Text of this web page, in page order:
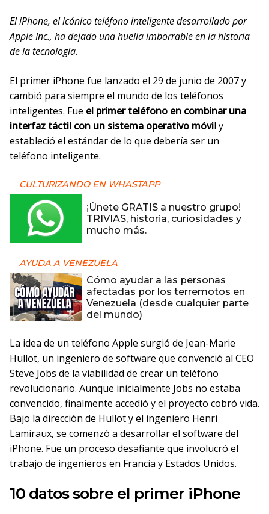
El iPhone, el icónico teléfono inteligente desarrollado por
Apple Inc., ha dejado una huella imborrable en la historia
de la tecnología.
El primer iPhone fue lanzado el 29 de junio de 2007 y
cambió para siempre el mundo de los teléfonos
inteligentes. Fue el primer teléfono en combinar una
interfaz táctil con un sistema operativo móvil y
estableció el estándar de lo que debería ser un
teléfono inteligente.
CULTURIZANDO EN WHASTAPP
¡Únete GRATIS a nuestro grupo!
TRIVIAS, historia, curiosidades y
mucho más.
AYUDA A VENEZUELA
Cómo ayudar a las personas
afectadas por los terremotos en
Venezuela (desde cualquier parte
del mundo)
La idea de un teléfono Apple surgió de Jean-Marie
Hullot, un ingeniero de software que convenció al CEO
Steve Jobs de la viabilidad de crear un teléfono
revolucionario. Aunque inicialmente Jobs no estaba
convencido, finalmente accedió y el proyecto cobró vida.
Bajo la dirección de Hullot y el ingeniero Henri
Lamiraux, se comenzó a desarrollar el software del
iPhone. Fue un proceso desafiante que involucró el
trabajo de ingenieros en Francia y Estados Unidos.
10 datos sobre el primer iPhone